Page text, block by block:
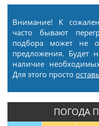
Внимание! К
часто бывают
подбора может не
предложения. Будет
наличие
Для этого просто
ПОГОДА